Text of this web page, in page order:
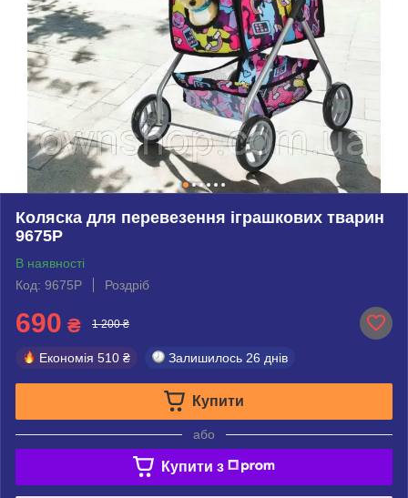
Коляска для перевезення іграшкових тварин
9675P
В наявності
Код: 9675P
Роздріб
690 ₴ 1 200 ₴
Економія 510 ₴ Залишилось 26 днів
Купити
або
Купити з